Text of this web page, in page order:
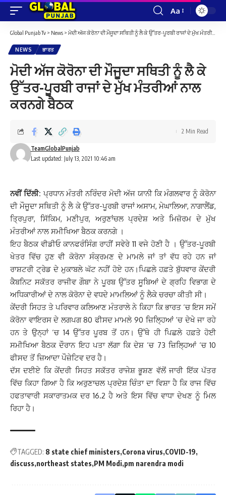
Font
Resizer
Aa
Global Punjab Tv > News > ਮੋਦੀ ਅੱਜ ਕੋਰੋਨਾ ਦੀ ਮੌਜੂਦਾ ਸਥਿਤੀ ਨੂੰ ਲੈ ਕੇ ਉੱਤਰ-ਪੂਰਬੀ ਰਾਜਾਂ ਦੇ ਮੁੱਖ ਮੰਤਰੀਆਂ ਨਾਲ ਕਰਨਗੇ ਬੈਠਕ
NEWS ਭਾਰਤ
ਮੋਦੀ ਅੱਜ ਕੋਰੋਨਾ ਦੀ ਮੌਜੂਦਾ ਸਥਿਤੀ ਨੂੰ ਲੈ ਕੇ
ਉੱਤਰ-ਪੂਰਬੀ ਰਾਜਾਂ ਦੇ ਮੁੱਖ ਮੰਤਰੀਆਂ ਨਾਲ
ਕਰਨਗੇ ਬੈਠਕ
Last updated: July 13, 2021 10:46 am
TeamGlobalPunjab
2 Min Read
ਨਵੀਂ ਦਿੱਲੀ: ਪ੍ਰਧਾਨ ਮੰਤਰੀ ਨਰਿੰਦਰ ਮੋਦੀ ਅੱਜ ਯਾਨੀ ਕਿ ਮੰਗਲਵਾਰ ਨੂੰ ਕੋਰੋਨਾ
ਦੀ ਮੌਜੂਦਾ ਸਥਿਤੀ ਨੂੰ ਲੈ ਕੇ ਉੱਤਰ-ਪੂਰਬੀ ਰਾਜਾਂ ਅਸਾਮ, ਮੇਘਾਲਿਆ, ਨਾਗਾਲੈਂਡ,
ਤ੍ਰਿਪੁਰਾ, ਸਿੱਕਿਮ, ਮਣੀਪੁਰ, ਅਰੁਣਾਂਚਲ ਪ੍ਰਦੇਸ਼ ਅਤੇ ਮਿਜ਼ੋਰਮ ਦੇ ਮੁੱਖ
ਮੰਤਰੀਆਂ ਨਾਲ ਸਮੀਖਿਆ ਬੈਠਕ ਕਰਨਗੇ ।
ਇਹ ਬੈਠਕ ਵੀਡੀਓ ਕਾਨਫਰੰਸਿੰਗ ਰਾਹੀਂ ਸਵੇਰੇ 11 ਵਜੇ ਹੋਣੀ ਹੈ । ਉੱਤਰ-ਪੂਰਬੀ
ਖੇਤਰ ਵਿੱਚ ਹੁਣ ਵੀ ਕੋਰੋਨਾ ਸੰਕ੍ਰਮਣ ਦੇ ਮਾਮਲੇ ਜਾਂ ਤਾਂ ਵੱਧ ਰਹੇ ਹਨ ਜਾਂ
ਰਾਸ਼ਟਰੀ ਟ੍ਰੇਡ ਦੇ ਮੁਕਾਬਲੇ ਘੱਟ ਨਹੀਂ ਹੋਏ ਹਨ।ਪਿਛਲੇ ਹਫ਼ਤੇ ਬੁੱਧਵਾਰ ਕੇਂਦਰੀ
ਕੈਬਨਿਟ ਸਕੱਤਰ ਰਾਜੀਵ ਗੌਬਾ ਨੇ ਪੂਰਬ ਉੱਤਰ ਸੂਬਿਆਂ ਦੇ ਗ੍ਰਹਿ ਵਿਭਾਗ ਦੇ
ਅਧਿਕਾਰੀਆਂ ਦੇ ਨਾਲ ਕੋਰੋਨਾ ਦੇ ਵਧਦੇ ਮਾਮਲਿਆਂ ਨੂੰ ਲੈਕੇ ਚਰਚਾ ਕੀਤੀ ਸੀ।
ਕੇਂਦਰੀ ਸਿਹਤ ਤੇ ਪਰਿਵਾਰ ਕਲਿਆਣ ਮੰਤਰਾਲੇ ਨੇ ਕਿਹਾ ਕਿ ਭਾਰਤ ‘ਚ ਇਸ ਸਮੇਂ
ਕੋਰੋਨਾ ਵਾਇਰਸ ਦੇ ਲਗਪਗ 80 ਫੀਸਦ ਮਾਮਲੇ 90 ਜ਼ਿਲ੍ਹਿਆਂ ‘ਚ ਦੇਖੇ ਜਾ ਰਹੇ
ਹਨ ਤੇ ਉਨ੍ਹਾਂ ‘ਚ 14 ਉੱਤਰ ਪੂਰਬ ਤੋਂ ਹਨ। ਉੱਥੇ ਹੀ ਪਿਛਲੇ ਹਫ਼ਤੇ ਹੋਈ
ਸਮੀਖਿਆ ਬੈਠਕ ਦੌਰਾਨ ਇਹ ਪਤਾ ਲੱਗਾ ਕਿ ਦੇਸ਼ ‘ਚ 73 ਜ਼ਿਲ੍ਹਿਆਂ ‘ਚ 10
ਫੀਸਦ ਤੋਂ ਜ਼ਿਆਦਾ ਪੌਜ਼ੇਟਿਵ ਦਰ ਹੈ।
ਦੱਸ ਦਈਏ ਕਿ ਕੇਂਦਰੀ ਸਿਹਤ ਸਕੱਤਰ ਰਾਜੇਸ਼ ਭੂਸ਼ਣ ਵੱਲੋਂ ਜਾਰੀ ਇੱਕ ਪੱਤਰ
ਵਿੱਚ ਕਿਹਾ ਗਿਆ ਹੈ ਕਿ ਅਰੁਣਾਚਲ ਪ੍ਰਦੇਸ਼ ਚਿੰਤਾ ਦਾ ਵਿਸ਼ਾ ਹੈ ਕਿ ਰਾਜ ਵਿੱਚ
ਹਫਤਾਵਾਰੀ ਸਕਾਰਾਤਮਕ ਦਰ 16.2 ਹੈ ਅਤੇ ਇਸ ਵਿੱਚ ਵਾਧਾ ਦੇਖਣ ਨੂੰ ਮਿਲ
ਰਿਹਾ ਹੈ।
TAGGED: 8 state chief ministers Corona virus COVID-19
discuss northeast states PM Modi pm narendra modi